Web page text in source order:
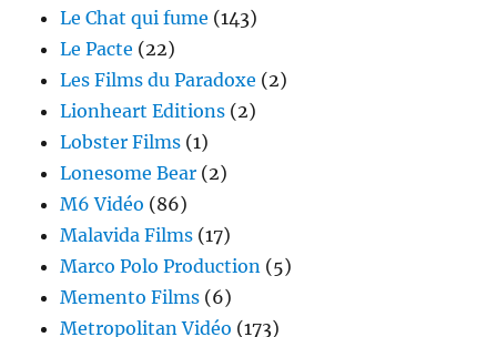
Le Chat qui fume (143)
Le Pacte (22)
Les Films du Paradoxe (2)
Lionheart Editions (2)
Lobster Films (1)
Lonesome Bear (2)
M6 Vidéo (86)
Malavida Films (17)
Marco Polo Production (5)
Memento Films (6)
Metropolitan Vidéo (173)